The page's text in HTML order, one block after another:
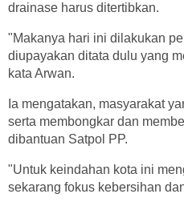
drainase harus ditertibkan.
"Makanya hari ini dilakukan
diupayakan ditata dulu yang
kata Arwan.
Ia mengatakan, masyarakat
serta membongkar dan
dibantuan Satpol PP.
"Untuk keindahan kota ini
sekarang fokus kebersihan